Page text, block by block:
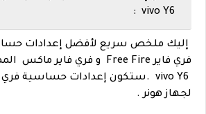
إليك ملخص سريع لأفضل إعدادات
فري فايرFree Fire و فري فاير ماكس
ستكون إعدادات حساسية فري
لجهاز هونر .